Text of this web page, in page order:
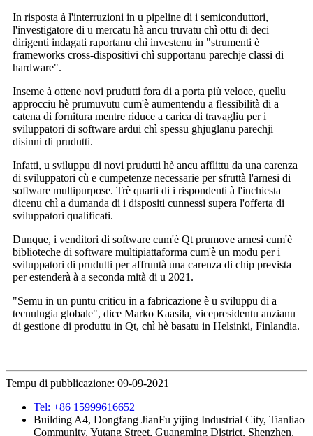
In risposta à l'interruzioni in u pipeline di i semiconduttori,
l'investigatore di u mercatu hà ancu truvatu chì ottu di deci
dirigenti indagati raportanu chì investenu in "strumenti è
frameworks cross-dispositivi chì supportanu parechje classi di
hardware".
Inseme à ottene novi prudutti fora di a porta più veloce, quellu
approcciu hè prumuvutu cum'è aumentendu a flessibilità di a
catena di fornitura mentre riduce a carica di travagliu per i
sviluppatori di software ardui chì spessu ghjuglanu parechji
disinni di prudutti.
Infatti, u sviluppu di novi prudutti hè ancu afflittu da una carenza
di sviluppatori cù e cumpetenze necessarie per sfruttà l'arnesi di
software multipurpose. Trè quarti di i rispondenti à l'inchiesta
dicenu chì a dumanda di i dispositi cunnessi supera l'offerta di
sviluppatori qualificati.
Dunque, i venditori di software cum'è Qt prumove arnesi cum'è
biblioteche di software multipiattaforma cum'è un modu per i
sviluppatori di prudutti per affruntà una carenza di chip prevista
per estenderà à a seconda mità di u 2021.
"Semu in un puntu criticu in a fabricazione è u sviluppu di a
tecnulugia globale", dice Marko Kaasila, vicepresidentu anzianu
di gestione di produttu in Qt, chì hè basatu in Helsinki, Finlandia.
Tempu di pubblicazione: 09-09-2021
Tel: +86 15999616652
Building A4, Dongfang JianFu yijing Industrial City, Tianliao
Community, Yutang Street, Guangming District, Shenzhen,